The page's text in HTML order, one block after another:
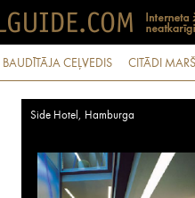
BAUDĪTĀJA CEĻVEDIS CITĀDI
Side Hotel, Hamburga